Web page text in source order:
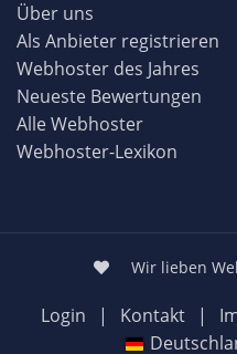
Über uns
Als Anbieter registrieren
Webhoster des Jahres
Neueste Bewertungen
Alle Webhoster
Webhoster-Lexikon
Wir lieben
Login | Kontakt |